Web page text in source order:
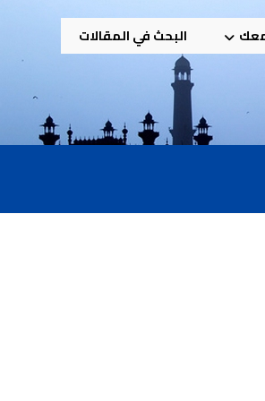
البحث في المقالات